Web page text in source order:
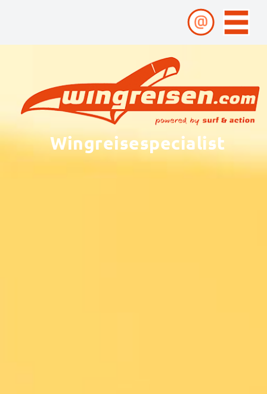
Wingreisespecialist